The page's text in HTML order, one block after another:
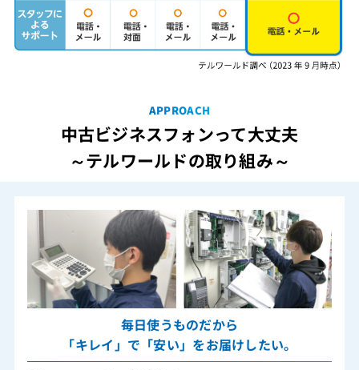
APPROACH
中古ビジネスフォンって大丈夫
～テルワールドの取り組み～
毎日使うものだから
「キレイ」で「安い」をお届けしたい。